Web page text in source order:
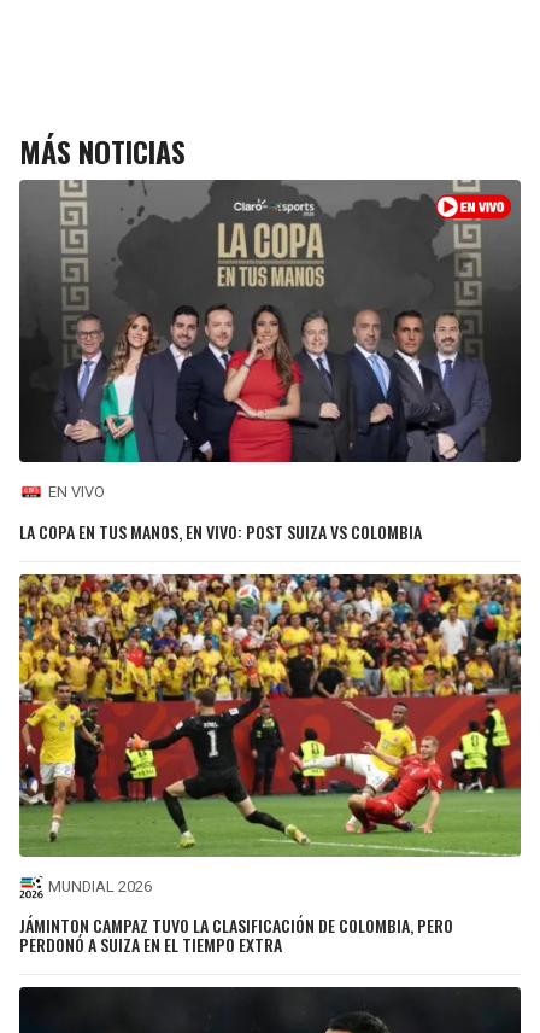
MÁS NOTICIAS
EN VIVO
LA COPA EN TUS MANOS, EN VIVO: POST SUIZA VS COLOMBIA
MUNDIAL 2026
JÁMINTON CAMPAZ TUVO LA CLASIFICACIÓN DE COLOMBIA, PERO
PERDONÓ A SUIZA EN EL TIEMPO EXTRA